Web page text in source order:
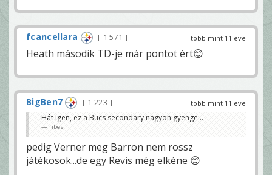
több mint 11 éve
fcancellara 1 571
Heath második TD-je már pontot ért😊
több mint 11 éve
BigBen7
1 223
Hát igen, ez a Bucs secondary nagyon gyenge...
Tibes
pedig Verner meg Barron nem rossz
játékosok...de egy Revis még elkéne 😊